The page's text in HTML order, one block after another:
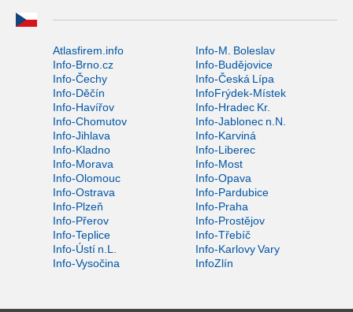
Atlasfirem.info
Info-M. Boleslav
Info-Brno.cz
Info-Budějovice
Info-Čechy
Info-Česká Lípa
Info-Děčín
InfoFrýdek-Místek
Info-Havířov
Info-Hradec Kr.
Info-Chomutov
Info-Jablonec n.N.
Info-Jihlava
Info-Karviná
Info-Kladno
Info-Liberec
Info-Morava
Info-Most
Info-Olomouc
Info-Opava
Info-Ostrava
Info-Pardubice
Info-Plzeň
Info-Praha
Info-Přerov
Info-Prostějov
Info-Teplice
Info-Třebíč
Info-Ústí n.L.
Info-Karlovy Vary
Info-Vysočina
InfoZlín